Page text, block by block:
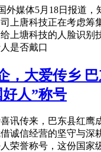
外媒体5月18日报道，
上唐科技正在考虑筹
上塘科技的人脸识别
是否戴口
，大爱传乡
好人”称号
讯传来，巴东县红鹰
诚信经营的坚守与深
荣誉称号，这份国家